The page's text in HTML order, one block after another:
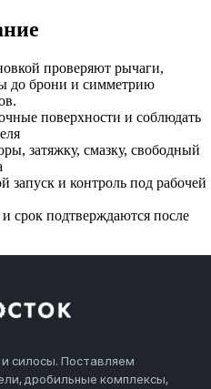
проверяют рычаги,
до брони и симметрию
поверхности и соблюдать
затяжку, смазку, свободный
запуск и контроль под рабочей
срок подтверждаются после
силосы. Поставляем
дробильные комплексы,